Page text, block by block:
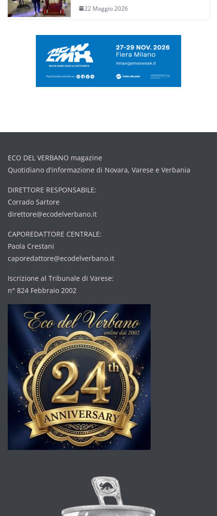
22 Maggio 2026
ECO DEL VERBANO magazine
Quotidiano d’informazione di Novara, Varese e Verbania
DIRETTORE RESPONSABILE:
Corrado Sartore
direttore@ecodelverbano.it
CAPOREDATTORE CENTRALE:
Paola Crestani
caporedattore@ecodelverbano.it
Iscrizione al Tribunale di Varese:
n° 824 Febbraio 2002